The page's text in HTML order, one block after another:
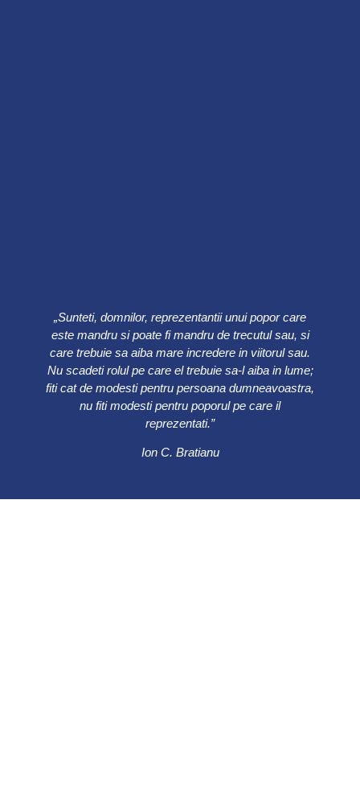
„Sunteti, domnilor, reprezentantii unui popor care
este mandru si poate fi mandru de trecutul sau, si
care trebuie sa aiba mare incredere in viitorul sau.
Nu scadeti rolul pe care el trebuie sa-l aiba in lume;
fiti cat de modesti pentru persoana dumneavoastra,
nu fiti modesti pentru poporul pe care il
reprezentati.”
Ion C. Bratianu